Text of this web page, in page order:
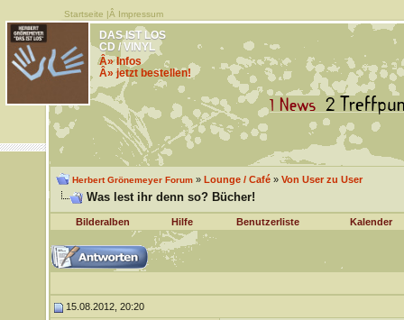
Startseite |Â Impressum
DAS IST LOS
CD / VINYL
Â» Infos
Â» jetzt bestellen!
Herbert Grönemeyer Forum» Lounge / Café» Von User zu User
Was lest ihr denn so? Bücher!
Bilderalben Hilfe Benutzerliste Kalender
15.08.2012, 20:20